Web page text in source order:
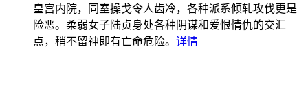
皇宫内院，同室操戈令人齿冷，各种派系倾轧攻伐更是
险恶。柔弱女子陆贞身处各种阴谋和爱恨情仇的交汇
点，稍不留神即有亡命危险。 详情